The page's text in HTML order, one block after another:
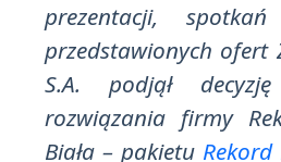
prezentacji,
przedstawionych ofert
S.A. podjął
rozwiązania firmy
Biała – pakietu Rekord